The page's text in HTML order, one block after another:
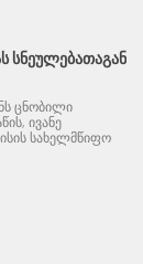
ᲡᲜᲔᲣᲚᲔᲑᲐᲗᲐᲒᲐᲜ
ცნობილი
ივანე
სახელმწიფო